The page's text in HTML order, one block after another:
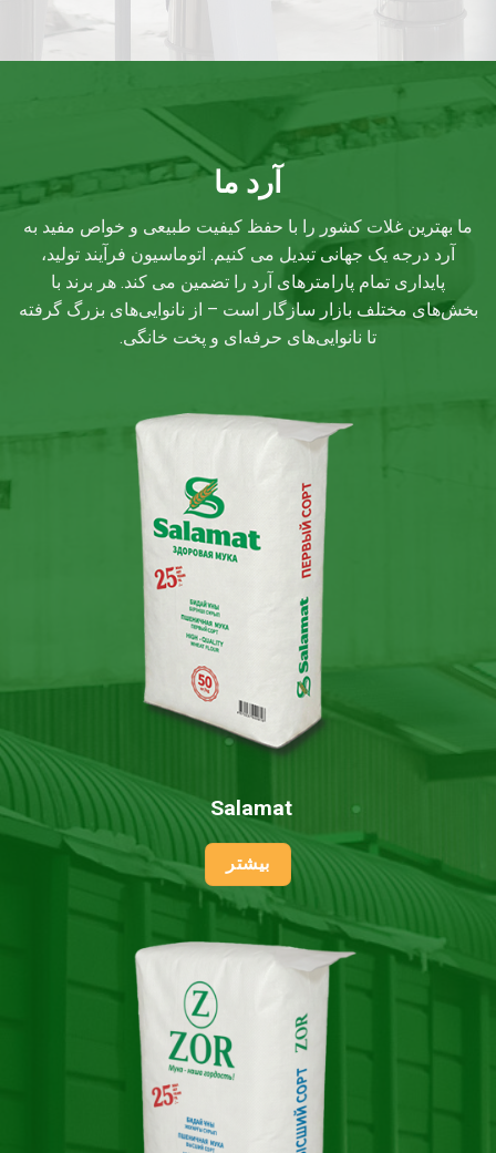
آرد ما
ما بهترین غلات کشور را با حفظ کیفیت طبیعی و خواص مفید به
آرد درجه یک جهانی تبدیل می کنیم. اتوماسیون فرآیند تولید،
پایداری تمام پارامترهای آرد را تضمین می کند. هر برند با
بخش‌های مختلف بازار سازگار است – از نانوایی‌های بزرگ گرفته
تا نانوایی‌های حرفه‌ای و پخت خانگی.
Salamat
بیشتر